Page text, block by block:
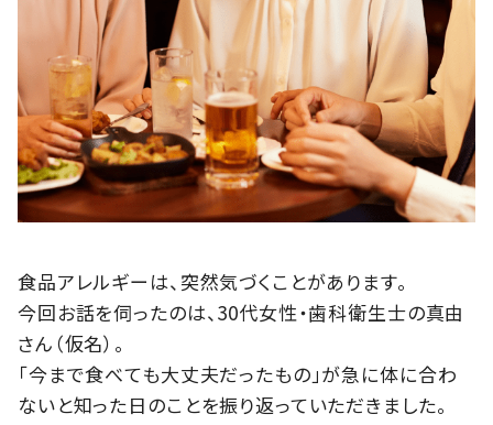
食品アレルギーは、突然気づくことがあります。
今回お話を伺ったのは、30代女性・歯科衛生士の真由
さん（仮名）。
「今まで食べても大丈夫だったもの」が急に体に合わ
ないと知った日のことを振り返っていただきました。